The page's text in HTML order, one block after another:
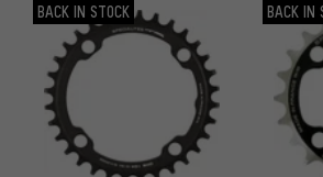
BACK IN STOCK BACK IN